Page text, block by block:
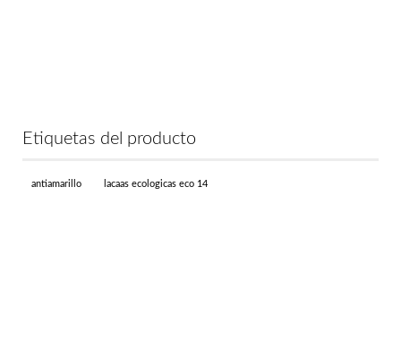
Etiquetas del producto
antiamarillo lacaas ecologicas eco 14